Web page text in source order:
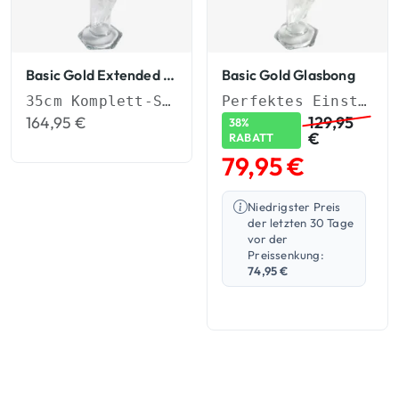
Basic Gold Extended Glasbong
35cm Komplett-Set (NS 19) mit Aktivkohle-Adapter & Eiskerben.
164,95€
Basic Gold Glasbong
Perfektes Einsteiger-Set in handgemachter Qualität
38%
RABATT
129,95
€
79,95€
Niedrigster Preis
der letzten 30 Tage
vor der
Preissenkung:
74,95€